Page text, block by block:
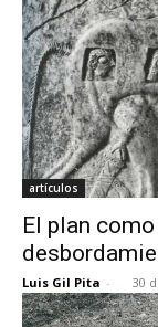
artículos
El plan
Luis Gil Pita - 30